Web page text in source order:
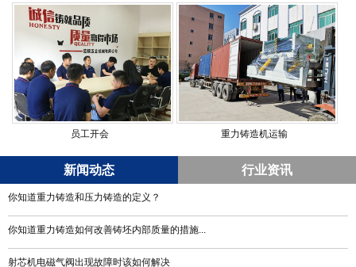
员工开会 重力铸造机运输
新闻动态 行业资讯
你知道重力铸造和压力铸造的定义？
你知道重力铸造如何改善铸坯内部质量的措施...
射芯机电磁气阀出现故障时该如何解决